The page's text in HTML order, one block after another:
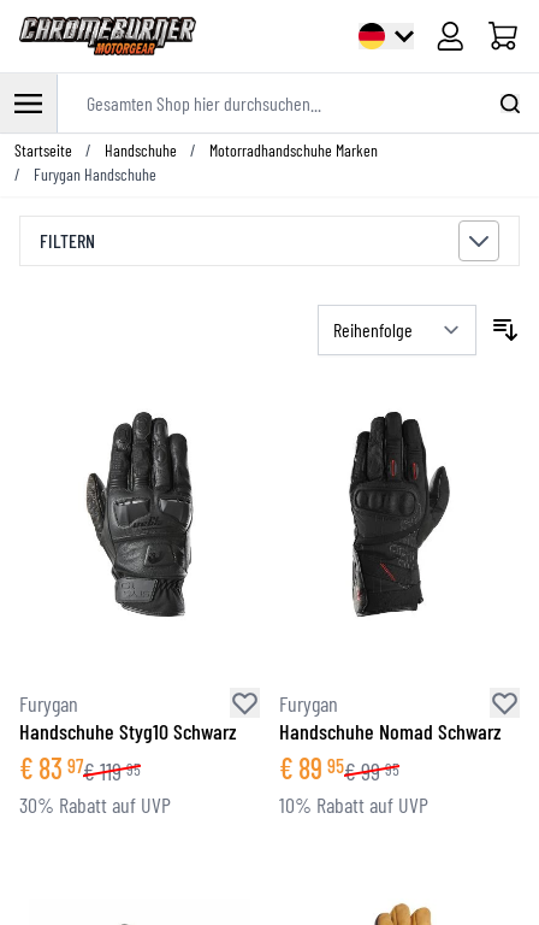
Zum Inhalt springen
Startseite / Handschuhe /
Motorradhandschuhe Marken
/
Furygan Handschuhe
FILTERN
Furygan
Handschuhe Styg10 Schwarz
€ 83 97€119 95
30% Rabatt auf UVP
Furygan
Handschuhe Nomad Schwarz
€ 89 95€99 95
10% Rabatt auf UVP